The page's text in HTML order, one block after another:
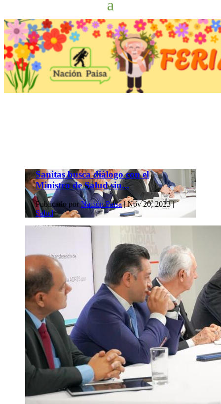
Sanitas busca diálogo con el
Ministro de Salud sin...
Publicado porNación Paisa|Nov 20, 2023|
Salud